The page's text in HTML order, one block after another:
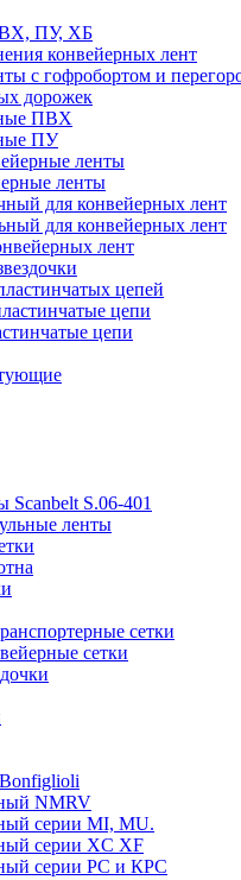
ПУ, ХБ
конвейерных лент
с гофробортом и
дорожек
ПВХ
ПУ
ленты
ленты
для конвейерных лент
для конвейерных лент
лент
цепей
цепи
цепи
S.06-401
ленты
сетки
сетки
NMRV
серии MI, MU.
серии XC XF
серии РС и КРС